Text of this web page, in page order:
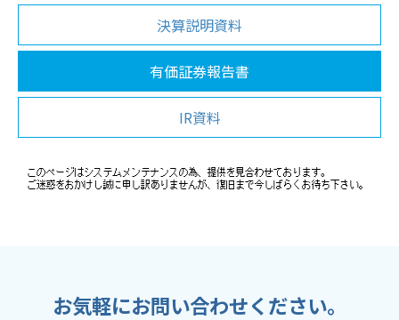
決算説明資料
有価証券報告書
IR資料
お気軽にお問い合わせください。